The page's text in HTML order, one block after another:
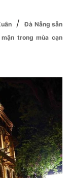
/
Đà Nẵng sẵn
trong mùa cạn